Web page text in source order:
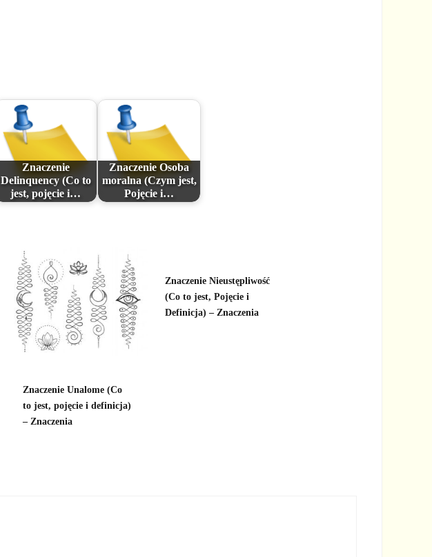
Znaczenie
Delinquency (Co to
jest, pojęcie i…
Znaczenie Osoba
moralna (Czym jest,
Pojęcie i…
Znaczenie Unalome (Co
to jest, pojęcie i definicja)
– Znaczenia
Znaczenie Nieustępliwość
(Co to jest, Pojęcie i
Definicja) – Znaczenia